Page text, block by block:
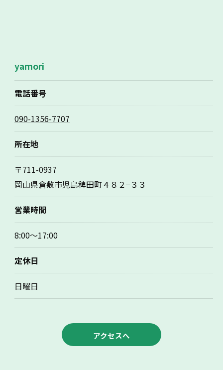
yamori
電話番号
090-1356-7707
所在地
〒711-0937
岡山県倉敷市児島稗田町４８２−３３
営業時間
8:00～17:00
定休日
日曜日
アクセスへ